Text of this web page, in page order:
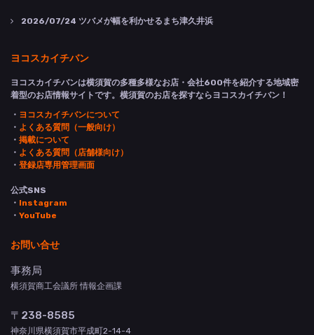
2026/07/24 ツバメが幅を利かせるまち津久井浜
ヨコスカイチバン
ヨコスカイチバンは横須賀の多種多様なお店・会社600件を紹介する地域密
着型のお店情報サイトです。横須賀のお店を探すならヨコスカイチバン！
・ ヨコスカイチバンについて
・ よくある質問（一般向け）
・ 掲載について
・ よくある質問（店舗様向け）
・ 登録店専用管理画面
公式SNS
・ Instagram
・ YouTube
お問い合せ
事務局
横須賀商工会議所 情報企画課
〒238-8585
神奈川県横須賀市平成町2-14-4